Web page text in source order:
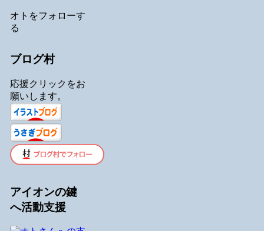
オトをフォローす
る
ブログ村
応援クリックをお
願いします。
アイオンの鍵
へ活動支援